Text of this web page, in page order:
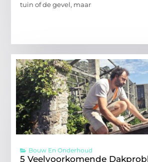
tuin of de gevel, maar
Bouw En Onderhoud
5 Veelvoorkomende